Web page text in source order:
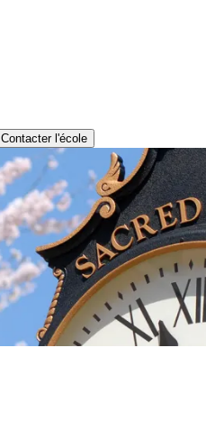
Contacter l'école